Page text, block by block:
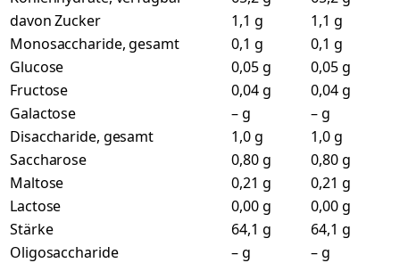
davon Zucker
1,1 g
1,1 g
Monosaccharide, gesamt
0,1 g
0,1 g
Glucose
0,05 g
0,05 g
Fructose
0,04 g
0,04 g
Galactose
– g
– g
Disaccharide, gesamt
1,0 g
1,0 g
Saccharose
0,80 g
0,80 g
Maltose
0,21 g
0,21 g
Lactose
0,00 g
0,00 g
Stärke
64,1 g
64,1 g
Oligosaccharide
– g
– g